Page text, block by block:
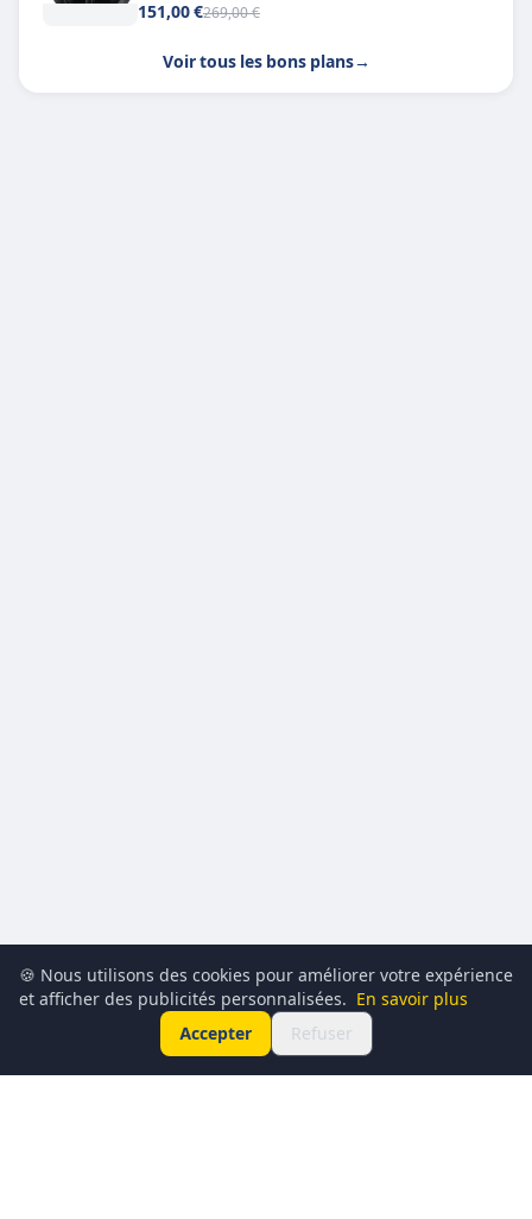
151,00 €269,00 €
Voir tous les bons plans→
🍪 Nous utilisons des cookies pour améliorer votre expérience
et afficher des publicités personnalisées. En savoir plus
Accepter
Refuser